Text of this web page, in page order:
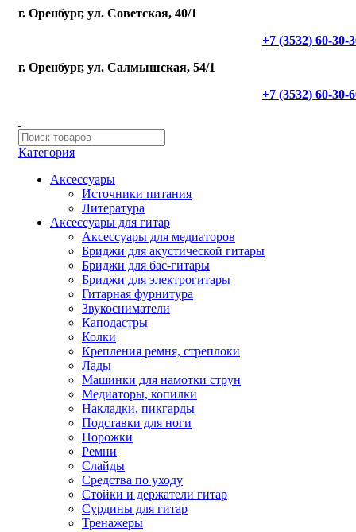
г. Оренбург, ул. Советская, 40/1
+7 (3532) 60-30-
г. Оренбург, ул. Салмышская, 54/1
+7 (3532) 60-30-
Категория
Аксессуары
Источники питания
Литература
Аксессуары для гитар
Аксессуары для медиаторов
Бриджи для акустической гитары
Бриджи для бас-гитары
Бриджи для электрогитары
Гитарная фурнитура
Звукосниматели
Каподастры
Колки
Крепления ремня, стреплоки
Лады
Машинки для намотки струн
Медиаторы, копилки
Накладки, пикгарды
Подставки для ноги
Порожки
Ремни
Слайды
Средства по уходу
Стойки и держатели гитар
Сурдины для гитар
Тренажеры